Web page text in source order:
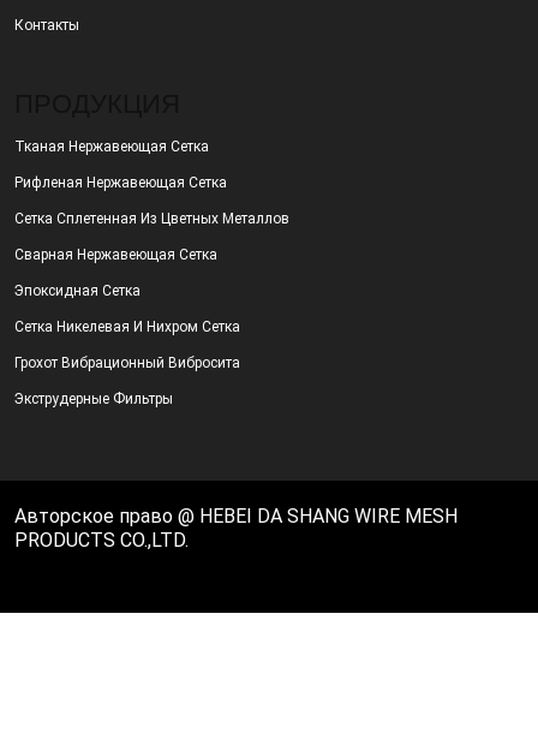
Контакты
Тканая Нержавеющая Сетка
Рифленая Нержавеющая Сетка
Сетка Сплетенная Из Цветных Металлов
Сварная Нержавеющая Сетка
Эпоксидная Сетка
Сетка Никелевая И Нихром Сетка
Грохот Вибрационный Вибросита
Экструдерные Фильтры
Авторское право @ HEBEI DA SHANG WIRE MESH
PRODUCTS CO.,LTD.